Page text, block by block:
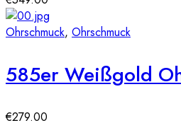
Ohrschmuck, Ohrschmuck
€279.00